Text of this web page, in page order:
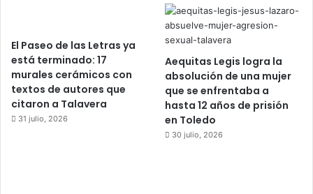
El Paseo de las Letras ya
está terminado: 17
murales cerámicos con
textos de autores que
citaron a Talavera
31 julio, 2026
Aequitas Legis logra la
absolución de una mujer
que se enfrentaba a
hasta 12 años de prisión
en Toledo
30 julio, 2026